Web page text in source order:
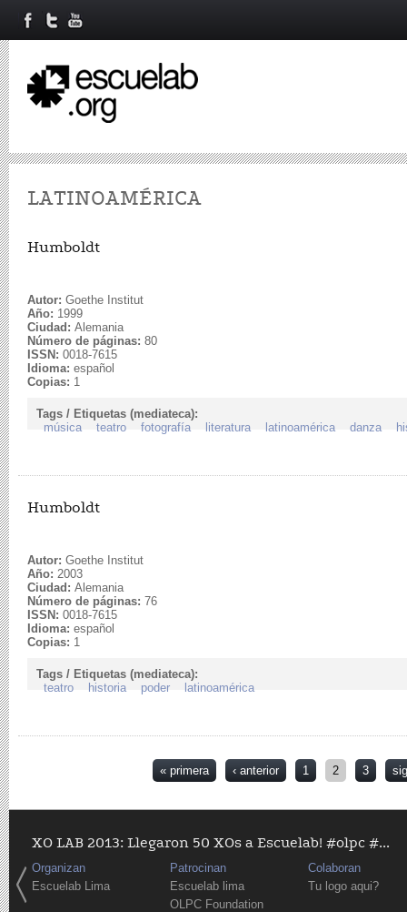
LATINOAMÉRICA
Humboldt
Autor: Goethe Institut
Año: 1999
Ciudad: Alemania
Número de páginas: 80
ISSN: 0018-7615
Idioma: español
Copias: 1
Tags / Etiquetas (mediateca):
música
teatro fotografía literatura latinoamérica danza
Humboldt
Autor: Goethe Institut
Año: 2003
Ciudad: Alemania
Número de páginas: 76
ISSN: 0018-7615
Idioma: español
Copias: 1
Tags / Etiquetas (mediateca):
teatro
historia poder latinoamérica
« primera ‹ anterior 1 2 3
XO LAB 2013: Llegaron 50 XOs a Escuelab! #olpc #...
Organizan
Escuelab Lima
Patrocinan
Escuelab lima
OLPC Foundation
Colaboran
Tu logo aqui?